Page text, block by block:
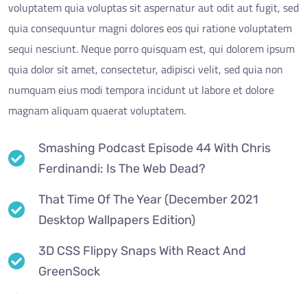
voluptatem quia voluptas sit aspernatur aut odit aut fugit, sed
quia consequuntur magni dolores eos qui ratione voluptatem
sequi nesciunt. Neque porro quisquam est, qui dolorem ipsum
quia dolor sit amet, consectetur, adipisci velit, sed quia non
numquam eius modi tempora incidunt ut labore et dolore
magnam aliquam quaerat voluptatem.
Smashing Podcast Episode 44 With Chris
Ferdinandi: Is The Web Dead?
That Time Of The Year (December 2021
Desktop Wallpapers Edition)
3D CSS Flippy Snaps With React And
GreenSock